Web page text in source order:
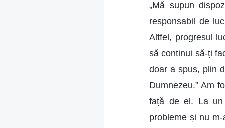
„Mă supun
responsabil de
Altfel, progresul
să continui să-ți
doar a spus, plin
Dumnezeu.” Am
față de el. La un
probleme și nu